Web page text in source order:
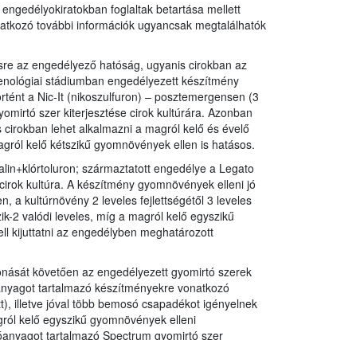
foglaltak betartása mellett
további információk ugyancsak megtalálhatók
az engedélyező hatóság, ugyanis cirokban az
stádiumban engedélyezett készítmény
a Nic-It (nikoszulfuron) – posztemergensen (3
szer kiterjesztése cirok kultúrára. Azonban
lehet alkalmazni a magról kelő és évelő
kelő kétszikű gyomnövények ellen is hatásos.
származtatott engedélye a Legato
kultúra. A készítmény gyomnövények elleni jó
a kultúrnövény 2 leveles fejlettségétől 3 leveles
2 valódi leveles, míg a magról kelő egyszikű
kijuttatni az engedélyben meghatározott
követően az engedélyezett gyomirtó szerek
tartalmazó készítményekre vonatkozó
illetve jóval több bemosó csapadékot igényelnek
kelő egyszikű gyomnövények elleni
tartalmazó Spectrum gyomirtó szer